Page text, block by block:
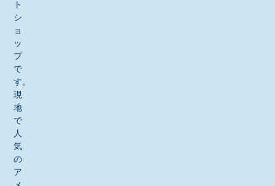
ト
シ
ョ
ッ
プ
で
す。
現
地
で
人
気
の
ア